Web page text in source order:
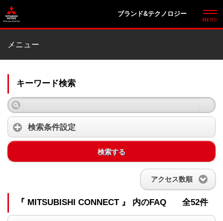
ブランド&テクノロジー
メニュー
キーワード検索
検索条件設定
検索する
アクセス数順
『 MITSUBISHI CONNECT 』 内のFAQ 全52件